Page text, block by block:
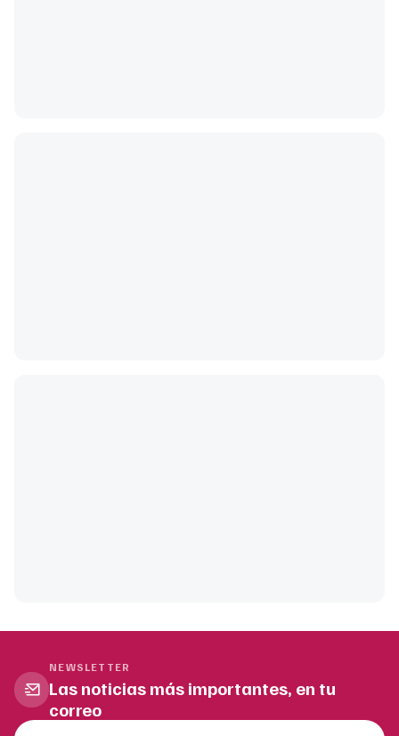
NEWSLETTER
Las noticias más importantes, en tu
correo